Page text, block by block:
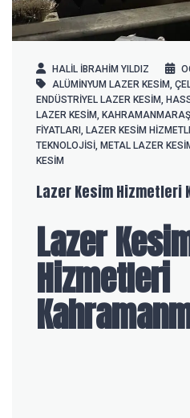
HALIL IBRAHIM YILDIZ
ALÜMINYUM LAZER KESIM,
ENDÜSTRIYEL LAZER KESIM,
LAZER KESIM,
FIYATLARI , LAZER KESIM
TEKNOLOJISI, METAL LAZER
KESIM
Lazer Kesim Hizmetleri
Lazer
Hizmetleri